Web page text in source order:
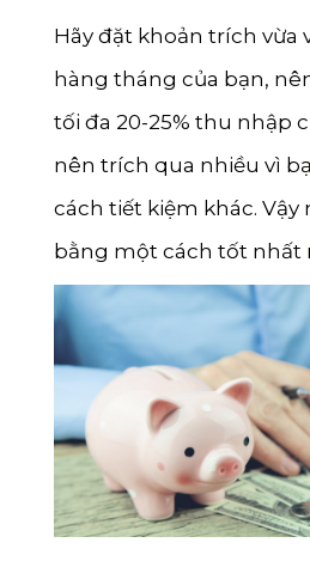
Bạc Liêu
Yên Bái
Tuyên Quang
Điện Biên
Hà Giang
Bắc Kạn
Cao Bằng
Hãy đặt khoản trích vừa
hàng tháng của bạn,
tối đa 20-25% thu nhập
nên trích qua nhiều vì
cách tiết kiệm khác. Vậy
bằng một cách tốt nhất